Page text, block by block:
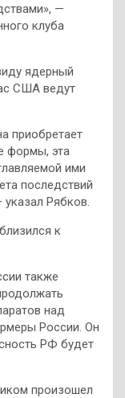
—
клуба
ядерный
США ведут
приобретает
формы, эта
ими
последствий
Рябков.
к
также
над
России. Он
РФ будет
произошел